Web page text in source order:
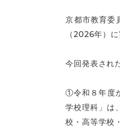
京都市教育委
（2026年）
今回発表され
①令和８年度
学校理科」は
校・高等学校